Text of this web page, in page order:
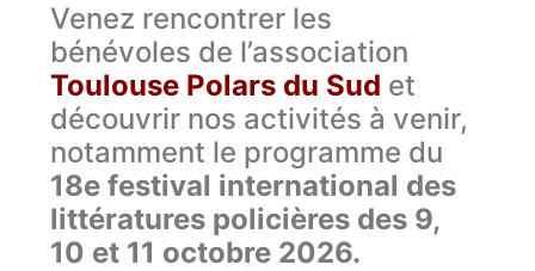
Venez rencontrer les
bénévoles de l’association
Toulouse Polars du Sud et
découvrir nos activités à venir,
notamment le programme du
18e festival international des
littératures policières des 9,
10 et 11 octobre 2026.